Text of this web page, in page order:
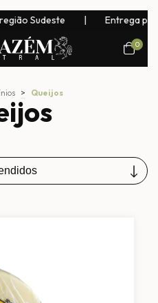
| Entrega para todo o Brasil!
0
> Queijos